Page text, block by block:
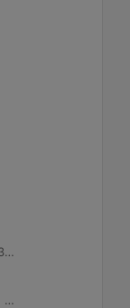
391 1.500 dev/dk.da lb-ft - 530 1.500 dev/dk.da Nm
U.S. EPA & CARB Tier 4 Final, EU Stage V